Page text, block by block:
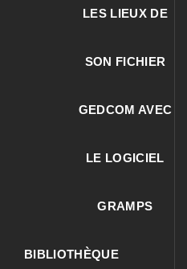
LES LIEUX DE
SON FICHIER
GEDCOM AVEC
LE LOGICIEL
GRAMPS
BIBLIOTHÈQUE